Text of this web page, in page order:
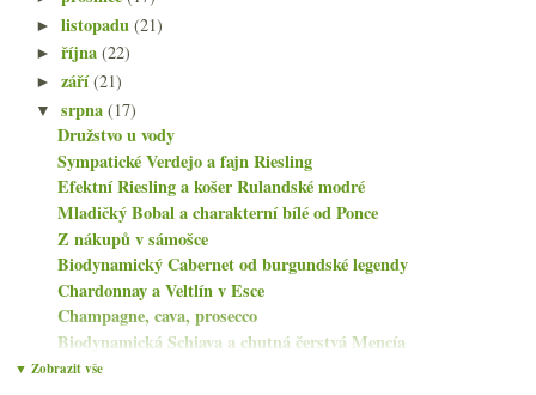
►listopadu(21)
►října(22)
►září(21)
▼srpna(17)
Družstvo u vody
Sympatické Verdejo a fajn Riesling
Efektní Riesling a košer Rulandské modré
Mladičký Bobal a charakterní bílé od Ponce
Z nákupů v sámošce
Biodynamický Cabernet od burgundské legendy
Chardonnay a Veltlín v Esce
Champagne, cava, prosecco
Biodynamická Schiava a chutná čerstvá Mencía
Kdy v restauraci vrátit víno?
▼ Zobrazit vše